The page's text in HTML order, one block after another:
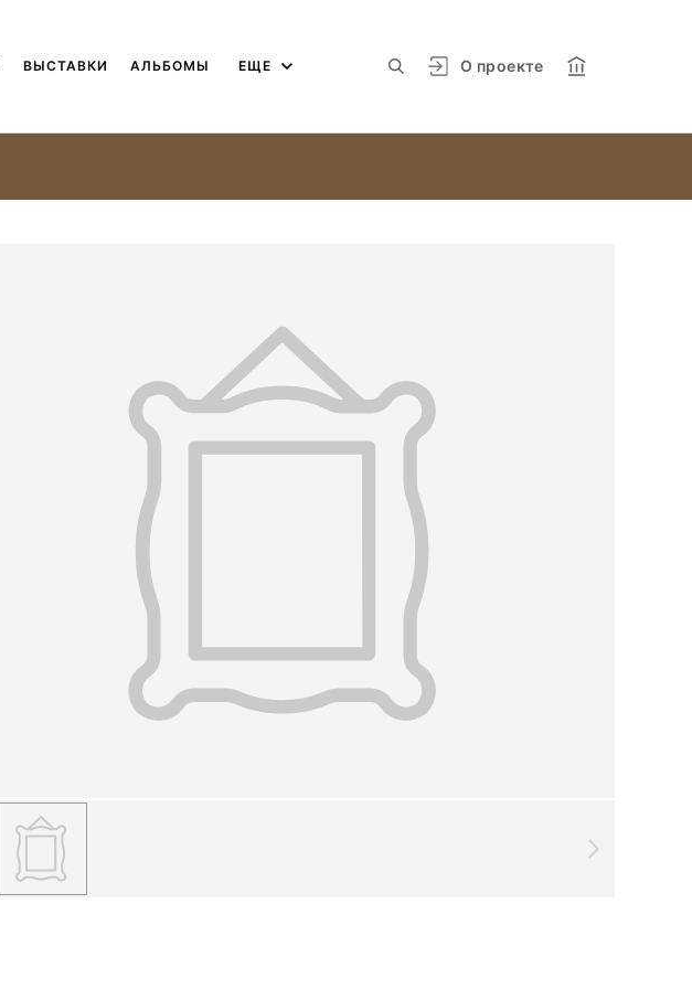
О проекте
ВЫСТАВКИ АЛЬБОМЫ ЕЩЕ